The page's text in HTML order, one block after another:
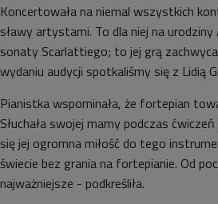
Koncertowała na niemal wszystkich
sławy artystami. To dla niej na
sonaty Scarlattiego; to jej grą
wydaniu audycji spotkaliśmy się z Lidią
Pianistka wspominała, że fortepian
Słuchała swojej mamy podczas
się jej ogromna miłość do tego
świecie bez grania na fortepianie. Od
najważniejsze - podkreśliła.